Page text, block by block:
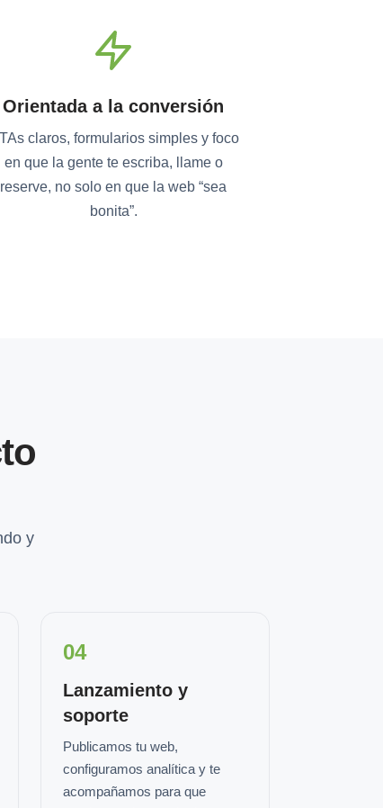
Orientada a la conversión
claros, formularios simples y foco
en que la gente te escriba, llame o
reserve, no solo en que la web “sea
bonita”.
y
04
Lanzamiento y
soporte
Publicamos tu web,
configuramos analítica y te
acompañamos para que